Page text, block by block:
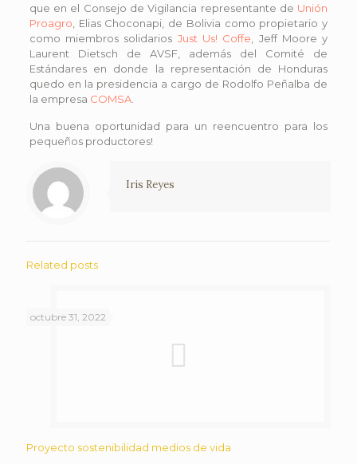
que en el Consejo de Vigilancia representante de Unión
Proagro , Elias Choconapi, de Bolivia como propietario y
como miembros solidarios Just Us! Coffe , Jeff Moore y
Laurent Dietsch de AVSF, además del Comité de
Estándares en donde la representación de Honduras
quedo en la presidencia a cargo de Rodolfo Peñalba de
la empresa COMSA.
Una buena oportunidad para un reencuentro para los
pequeños productores!
Iris Reyes
Related posts
octubre 31, 2022
Proyecto sostenibilidad medios de vida